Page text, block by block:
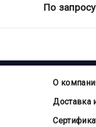
По запросу
О
Доставка